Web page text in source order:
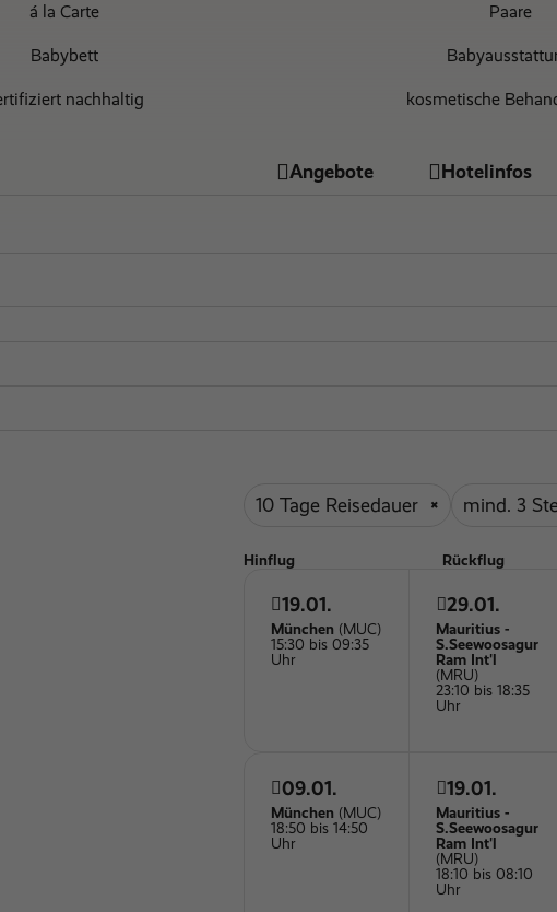
á la Carte Paare
Babybett
nachhaltig kosmetische
Angebote Hotelinfos
10 Tage Reisedauer mind. 3
Hinflug Rückflug
19.01.
München (MUC)
15:30 bis 09:35
Uhr
29.01.
Mauritius -
S.Seewoosagur
Ram Int'l
(MRU)
23:10 bis 18:35
Uhr
09.01.
München (MUC)
18:50 bis 14:50
Uhr
19.01.
Mauritius -
S.Seewoosagur
Ram Int'l
(MRU)
18:10 bis 08:10
Uhr